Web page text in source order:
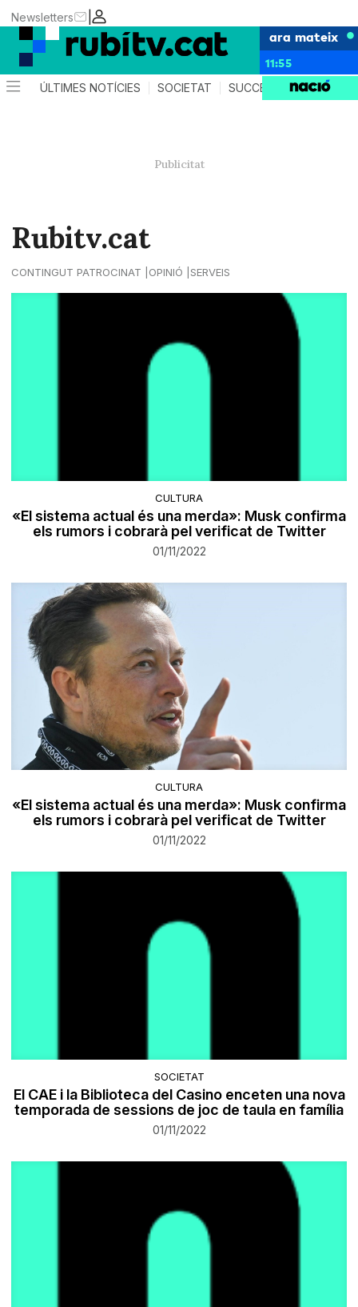
|
Newsletters
ara mateix
11:55
ÚLTIMES NOTÍCIES SOCIETAT SUCCESSOS
Rubitv.cat
CONTINGUT PATROCINAT OPINIÓ SERVEIS
CULTURA
«El sistema actual és una merda»: Musk confirma
els rumors i cobrarà pel verificat de Twitter
01/11/2022
CULTURA
«El sistema actual és una merda»: Musk confirma
els rumors i cobrarà pel verificat de Twitter
01/11/2022
SOCIETAT
El CAE i la Biblioteca del Casino enceten una nova
temporada de sessions de joc de taula en família
01/11/2022